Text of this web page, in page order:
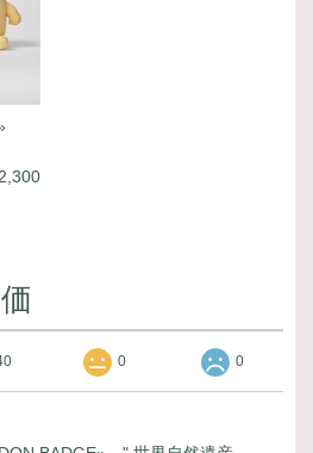
0 0